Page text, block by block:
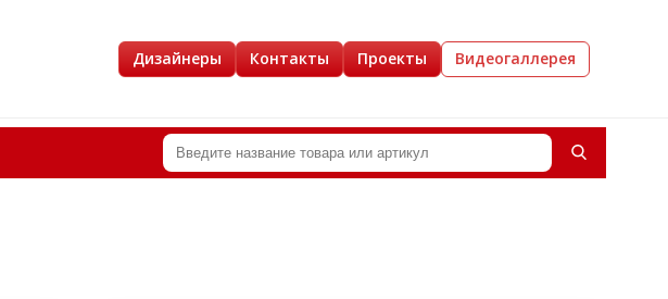
Дизайнеры Контакты Проекты Видеогаллерея